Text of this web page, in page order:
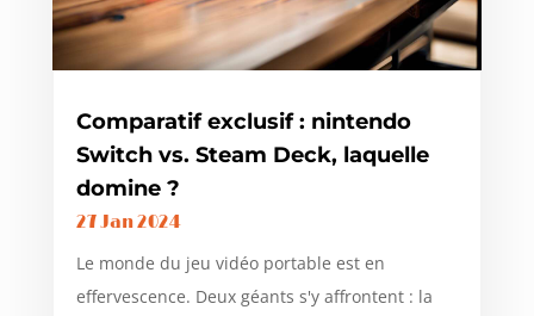
Comparatif exclusif : nintendo
Switch vs. Steam Deck, laquelle
domine ?
27 Jan 2024
Le monde du jeu vidéo portable est en
effervescence. Deux géants s'y affrontent : la